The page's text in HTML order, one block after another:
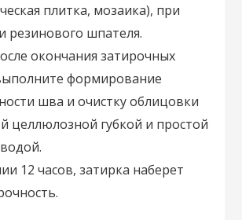
плитка, мозаика), при
резинового шпателя.
окончания затирочных
формирование
шва и очистку облицовки
целлюлозной губкой и простой
12 часов, затирка наберет